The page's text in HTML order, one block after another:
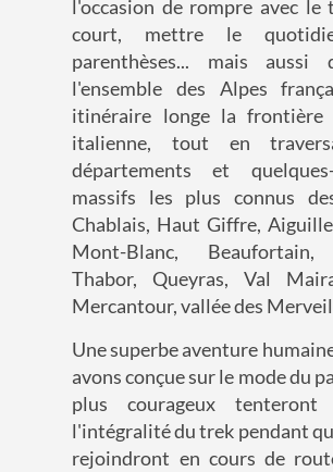
l'occasion de rompre avec le
court, mettre le
parenthèses... mais aussi
l'ensemble des Alpes
itinéraire longe la frontière
italienne, tout en
départements et
massifs les plus connus
Chablais, Haut Giffre,
Mont-Blanc, Beaufortain,
Thabor, Queyras, Val
Mercantour, vallée des
Une superbe aventure
avons conçue sur le mode du
plus courageux
l'intégralité du trek pendant
rejoindront en cours de